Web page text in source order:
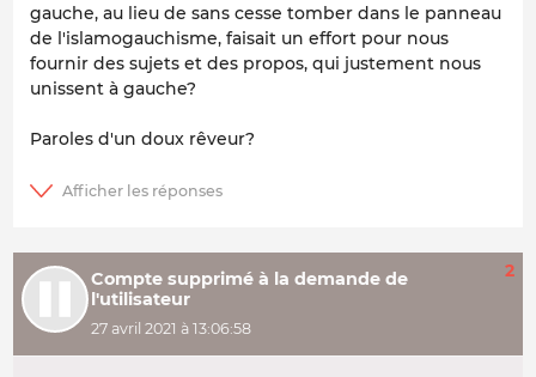
gauche, au lieu de sans cesse tomber dans le panneau
de l'islamogauchisme, faisait un effort pour nous
fournir des sujets et des propos, qui justement nous
unissent à gauche?
Paroles d'un doux rêveur?
Compte supprimé à la demande de
l'utilisateur
27 avril 2021 à 13:06:58
2